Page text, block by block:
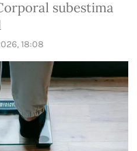
subestima
18:08